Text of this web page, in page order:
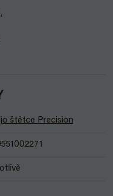
štětce Precision